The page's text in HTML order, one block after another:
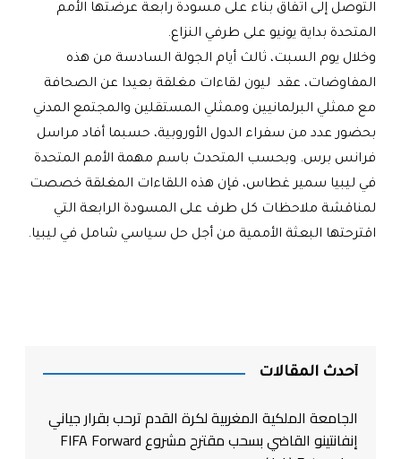
التوصل إلى اتفاق بناء على مسودة رابعة عرضتها الأمم
المتحدة بداية يونيو على طرفي النزاع.
وخلال يوم السبت، ثالث أيام الجولة السادسة من هذه
المفاوضات، عقد ليون لقاءات مغلقة بعيدا عن الصحافة
مع ممثلي البرلمانيين وممثلي المستقلين والمجتمع المدني
بحضور عدد من سفراء الدول الأوروبية، حسبما أفاد مراسل
فرانس برس. وبحسب المتحدث باسم مهمة الأمم المتحدة
في ليبيا سمير غطاس، فإن هذه اللقاءات المغلقة خصصت
لمناقشة ملاحظات كل طرف على المسودة الرابعة التي
اقترحتها البعثة الأممية من أجل حل سياسي شامل في ليبيا.
أحدث المقالات
الجامعة الملكية المغربية لكرة القدم ترحب بقرار جياني
إنفانتينو القاضي بسحب مقترح مشروع FIFA Forward